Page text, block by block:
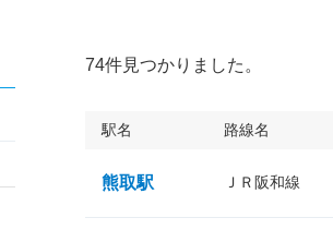
74件見つかりました。
駅名 路線名
熊取駅 ＪＲ阪和線